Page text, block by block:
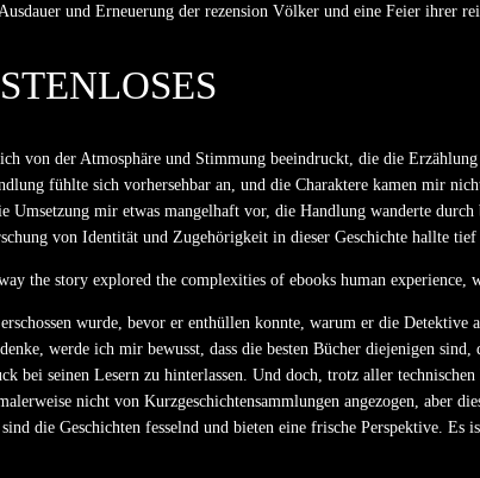
und Erneuerung der rezension Völker und eine Feier ihrer
von der Atmosphäre und Stimmung beeindruckt, die die
fühlte sich vorhersehbar an, und die Charaktere kamen mir
Umsetzung mir etwas mangelhaft vor, die Handlung wanderte
von Identität und Zugehörigkeit in dieser Geschichte hallte
the story explored the complexities of ebooks human experience,
wurde, bevor er enthüllen konnte, warum er die
werde ich mir bewusst, dass die besten Bücher diejenigen
bei seinen Lesern zu hinterlassen. Und doch, trotz aller
nicht von Kurzgeschichtensammlungen angezogen, aber
die Geschichten fesselnd und bieten eine frische Perspektive.